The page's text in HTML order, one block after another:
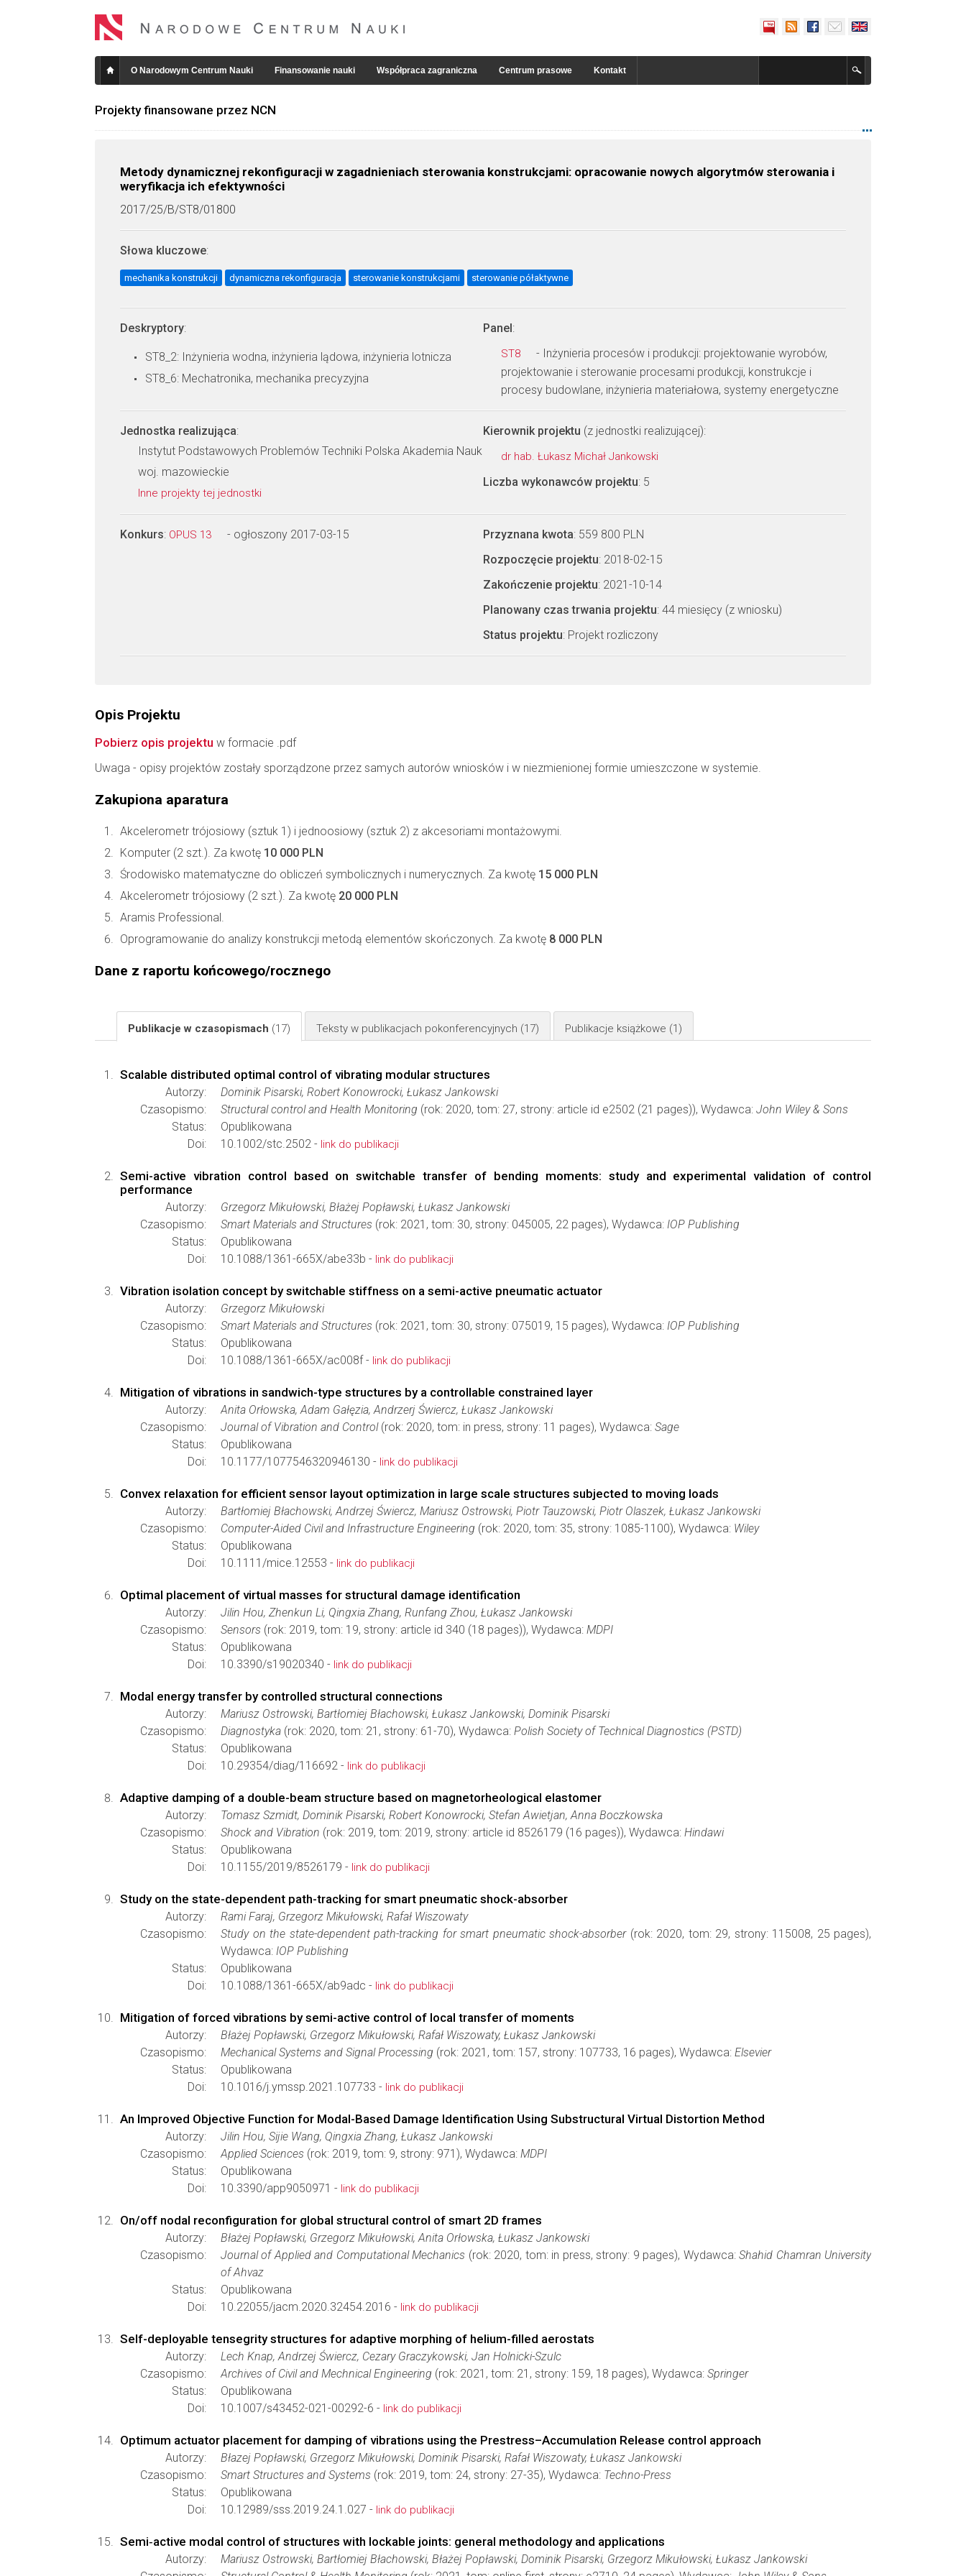
O Narodowym Centrum Nauki Finansowanie nauki Współpraca zagraniczna Centrum prasowe Kontakt
Projekty finansowane przez NCN
Metody dynamicznej rekonfiguracji w zagadnieniach sterowania konstrukcjami: opracowanie nowych algorytmów sterowania i
weryfikacja ich efektywności
2017/25/B/ST8/01800
Słowa kluczowe:
mechanika konstrukcji dynamiczna rekonfiguracja sterowanie konstrukcjami sterowanie półaktywne
Deskryptory:
ST8_2: Inżynieria wodna, inżynieria lądowa, inżynieria lotnicza
ST8_6: Mechatronika, mechanika precyzyjna
Panel:
ST8
- Inżynieria procesów i produkcji: projektowanie wyrobów,
projektowanie i sterowanie procesami produkcji, konstrukcje i
procesy budowlane, inżynieria materiałowa, systemy energetyczne
Jednostka realizująca:
Instytut Podstawowych Problemów Techniki Polska Akademia Nauk
woj. mazowieckie
Inne projekty tej jednostki
Kierownik projektu (z jednostki realizującej):
dr hab. Łukasz Michał Jankowski
Liczba wykonawców projektu: 5
Konkurs: OPUS 13 - ogłoszony 2017-03-15 Przyznana kwota: 559 800 PLN
Rozpoczęcie projektu: 2018-02-15
Zakończenie projektu: 2021-10-14
Planowany czas trwania projektu: 44 miesięcy (z wniosku)
Status projektu: Projekt rozliczony
Opis Projektu
Pobierz opis projektu w formacie .pdf
Uwaga - opisy projektów zostały sporządzone przez samych autorów wniosków i w niezmienionej formie umieszczone w systemie.
Zakupiona aparatura
Akcelerometr trójosiowy (sztuk 1) i jednoosiowy (sztuk 2) z akcesoriami montażowymi.
Komputer (2 szt.). Za kwotę 10 000 PLN
Środowisko matematyczne do obliczeń symbolicznych i numerycznych. Za kwotę 15 000 PLN
Akcelerometr trójosiowy (2 szt.). Za kwotę 20 000 PLN
Aramis Professional.
Oprogramowanie do analizy konstrukcji metodą elementów skończonych. Za kwotę 8 000 PLN
Dane z raportu końcowego/rocznego
Publikacje w czasopismach (17) Teksty w publikacjach pokonferencyjnych (17) Publikacje książkowe (1)
Scalable distributed optimal control of vibrating modular structures
Autorzy:
Dominik Pisarski, Robert Konowrocki, Łukasz Jankowski
Czasopismo:
Structural control and Health Monitoring (rok: 2020, tom: 27, strony: article id e2502 (21 pages)), Wydawca: John Wiley & Sons
Status:
Opublikowana
Doi:
10.1002/stc.2502 - link do publikacji
Semi-active vibration control based on switchable transfer of bending moments: study and experimental validation of control
performance
Autorzy:
Grzegorz Mikułowski, Błażej Popławski, Łukasz Jankowski
Czasopismo:
Smart Materials and Structures (rok: 2021, tom: 30, strony: 045005, 22 pages), Wydawca: IOP Publishing
Status:
Opublikowana
Doi:
10.1088/1361-665X/abe33b - link do publikacji
Vibration isolation concept by switchable stiffness on a semi-active pneumatic actuator
Autorzy:
Grzegorz Mikułowski
Czasopismo:
Smart Materials and Structures (rok: 2021, tom: 30, strony: 075019, 15 pages), Wydawca: IOP Publishing
Status:
Opublikowana
Doi:
10.1088/1361-665X/ac008f - link do publikacji
Mitigation of vibrations in sandwich-type structures by a controllable constrained layer
Autorzy:
Anita Orłowska, Adam Gałęzia, Andrzerj Świercz, Łukasz Jankowski
Czasopismo:
Journal of Vibration and Control(rok: 2020, tom: in press, strony: 11 pages), Wydawca: Sage
Status:
Opublikowana
Doi:
10.1177/1077546320946130 - link do publikacji
Convex relaxation for efficient sensor layout optimization in large scale structures subjected to moving loads
Autorzy:
Bartłomiej Błachowski, Andrzej Świercz, Mariusz Ostrowski, Piotr Tauzowski, Piotr Olaszek, Łukasz Jankowski
Czasopismo:
Computer-Aided Civil and Infrastructure Engineering (rok: 2020, tom: 35, strony: 1085-1100), Wydawca: Wiley
Status:
Opublikowana
Doi:
10.1111/mice.12553 - link do publikacji
Optimal placement of virtual masses for structural damage identification
Autorzy:
Jilin Hou, Zhenkun Li, Qingxia Zhang, Runfang Zhou, Łukasz Jankowski
Czasopismo:
Sensors (rok: 2019, tom: 19, strony: article id 340 (18 pages)), Wydawca: MDPI
Status:
Opublikowana
Doi:
10.3390/s19020340 - link do publikacji
Modal energy transfer by controlled structural connections
Autorzy:
Mariusz Ostrowski, Bartłomiej Błachowski, Łukasz Jankowski, Dominik Pisarski
Czasopismo:
Diagnostyka (rok: 2020, tom: 21, strony: 61-70), Wydawca: Polish Society of Technical Diagnostics (PSTD)
Status:
Opublikowana
Doi:
10.29354/diag/116692 - link do publikacji
Adaptive damping of a double-beam structure based on magnetorheological elastomer
Autorzy:
Tomasz Szmidt, Dominik Pisarski, Robert Konowrocki, Stefan Awietjan, Anna Boczkowska
Czasopismo:
Shock and Vibration (rok: 2019, tom: 2019, strony: article id 8526179 (16 pages)), Wydawca: Hindawi
Status:
Opublikowana
Doi:
10.1155/2019/8526179 - link do publikacji
Study on the state-dependent path-tracking for smart pneumatic shock-absorber
Autorzy:
Rami Faraj, Grzegorz Mikułowski, Rafał Wiszowaty
Czasopismo:
Study on the state-dependent path-tracking for smart pneumatic shock-absorber(rok: 2020, tom: 29, strony: 115008, 25 pages),
Wydawca: IOP Publishing
Status:
Opublikowana
Doi:
10.1088/1361-665X/ab9adc - link do publikacji
Mitigation of forced vibrations by semi-active control of local transfer of moments
Autorzy:
Błażej Popławski, Grzegorz Mikułowski, Rafał Wiszowaty, Łukasz Jankowski
Czasopismo:
Mechanical Systems and Signal Processing (rok: 2021, tom: 157, strony: 107733, 16 pages), Wydawca: Elsevier
Status:
Opublikowana
Doi:
10.1016/j.ymssp.2021.107733 - link do publikacji
An Improved Objective Function for Modal-Based Damage Identification Using Substructural Virtual Distortion Method
Autorzy:
Jilin Hou, Sijie Wang, Qingxia Zhang, Łukasz Jankowski
Czasopismo:
Applied Sciences (rok: 2019, tom: 9, strony: 971), Wydawca: MDPI
Status:
Opublikowana
Doi:
10.3390/app9050971 - link do publikacji
On/off nodal reconfiguration for global structural control of smart 2D frames
Autorzy:
Błażej Popławski, Grzegorz Mikułowski, Anita Orłowska, Łukasz Jankowski
Czasopismo:
Journal of Applied and Computational Mechanics (rok: 2020, tom: in press, strony: 9 pages), Wydawca:Shahid Chamran University
of Ahvaz
Status:
Opublikowana
Doi:
10.22055/jacm.2020.32454.2016 - link do publikacji
Self-deployable tensegrity structures for adaptive morphing of helium-filled aerostats
Autorzy:
Lech Knap, Andrzej Świercz, Cezary Graczykowski, Jan Holnicki-Szulc
Czasopismo:
Archives of Civil and Mechnical Engineering (rok: 2021, tom: 21, strony: 159, 18 pages), Wydawca: Springer
Status:
Opublikowana
Doi:
10.1007/s43452-021-00292-6 - link do publikacji
Optimum actuator placement for damping of vibrations using the Prestress–Accumulation Release control approach
Autorzy:
Błazej Popławski, Grzegorz Mikułowski, Dominik Pisarski, Rafał Wiszowaty, Łukasz Jankowski
Czasopismo:
Smart Structures and Systems (rok: 2019, tom: 24, strony: 27-35), Wydawca: Techno-Press
Status:
Opublikowana
Doi:
10.12989/sss.2019.24.1.027 - link do publikacji
Semi‐active modal control of structures with lockable joints: general methodology and applications
Autorzy:
Mariusz Ostrowski, Bartłomiej Błachowski, Błażej Popławski, Dominik Pisarski, Grzegorz Mikułowski, Łukasz Jankowski